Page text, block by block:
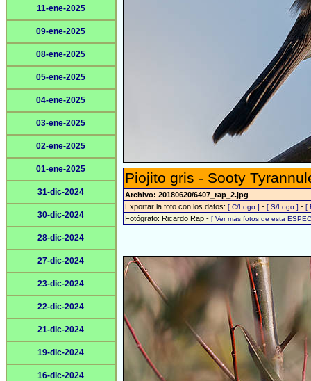
11-ene-2025
09-ene-2025
08-ene-2025
05-ene-2025
04-ene-2025
03-ene-2025
02-ene-2025
01-ene-2025
31-dic-2024
30-dic-2024
28-dic-2024
27-dic-2024
23-dic-2024
22-dic-2024
21-dic-2024
19-dic-2024
16-dic-2024
Piojito gris - Sooty
Archivo: 20180620/6407_rap_2.jpg
Exportar la foto con los datos: [ C/Logo ] - [ S/Logo ] - [
Fotógrafo: Ricardo Rap - [ Ver más fotos de esta